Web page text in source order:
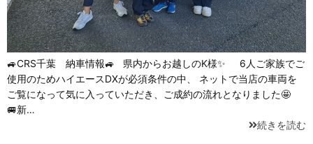
🚙CRS千葉 納車情報🚙 県内からお越しのK様✨ 6人ご家族でご
使用のためハイエースDXが必須条件の中、 ネットで当店の車両を
ご覧になって気に入っていただき、ご成約の流れとなりました🤩
🚐新…
続きを読む